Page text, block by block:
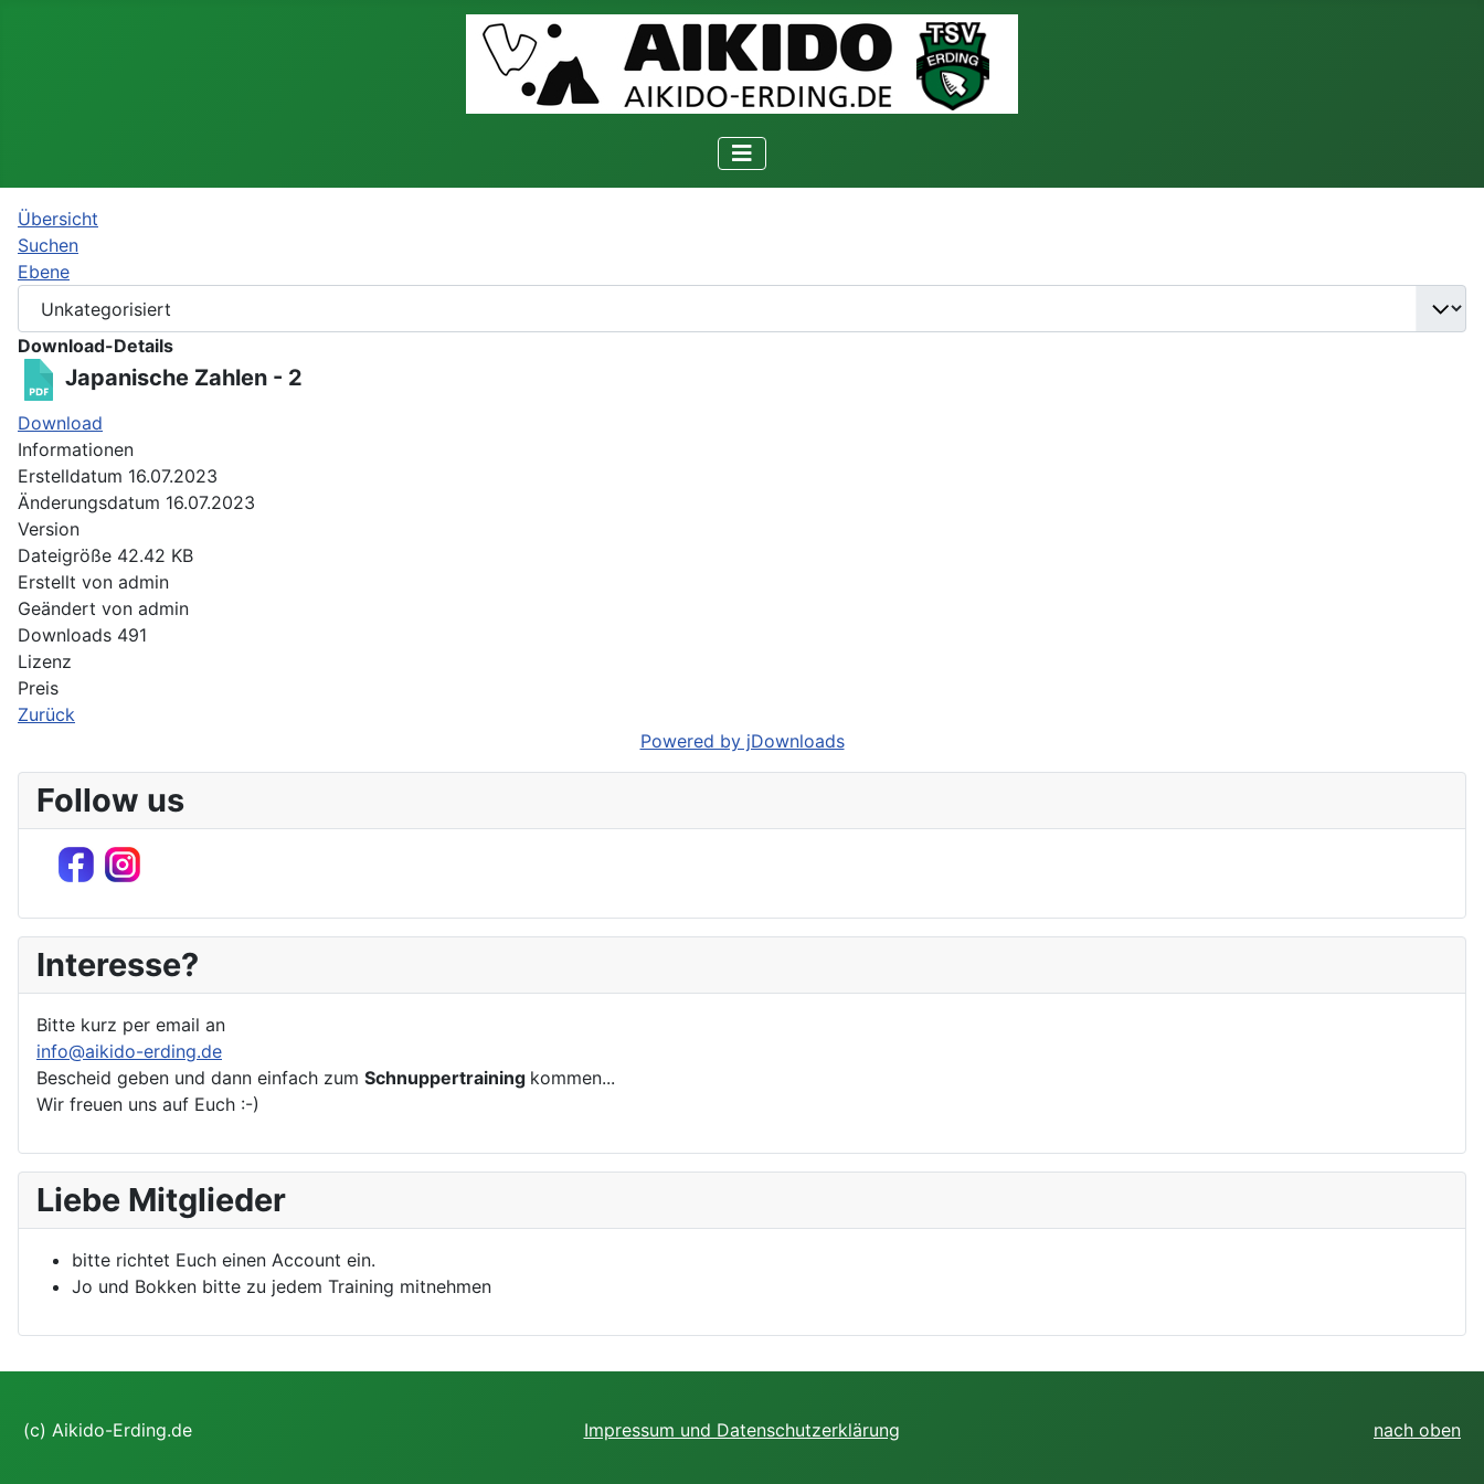
Übersicht
Suchen
Ebene
Download-Details
Japanische Zahlen - 2
Download
Informationen
Erstelldatum 16.07.2023
Änderungsdatum 16.07.2023
Version
Dateigröße 42.42 KB
Erstellt von admin
Geändert von admin
Downloads 491
Lizenz
Preis
Zurück
Powered by jDownloads
Follow us
Interesse?
Bitte kurz per email an
info@aikido-erding.de
Bescheid geben und dann einfach zum Schnuppertraining kommen...
Wir freuen uns auf Euch :-)
Liebe Mitglieder
bitte richtet Euch einen Account ein.
Jo und Bokken bitte zu jedem Training mitnehmen
(c) Aikido-Erding.de Impressum und Datenschutzerklärung nach oben